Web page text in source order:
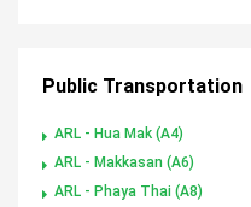
Public Transportation
ARL - Hua Mak (A4)
ARL - Makkasan (A6)
ARL - Phaya Thai (A8)